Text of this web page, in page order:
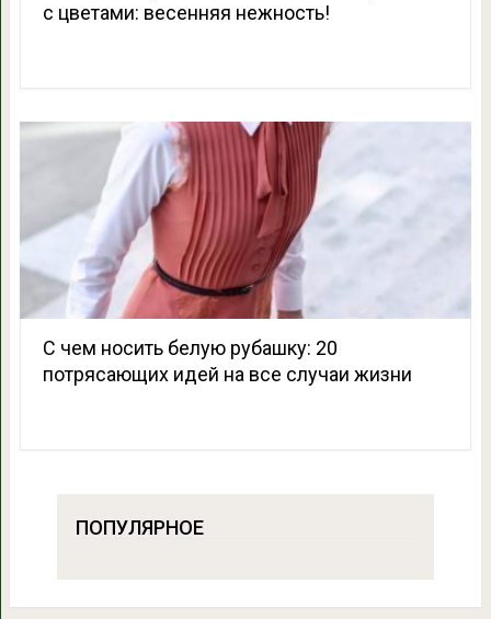
с цветами: весенняя нежность!
С чем носить белую рубашку: 20
потрясающих идей на все случаи жизни
ПОПУЛЯРНОЕ